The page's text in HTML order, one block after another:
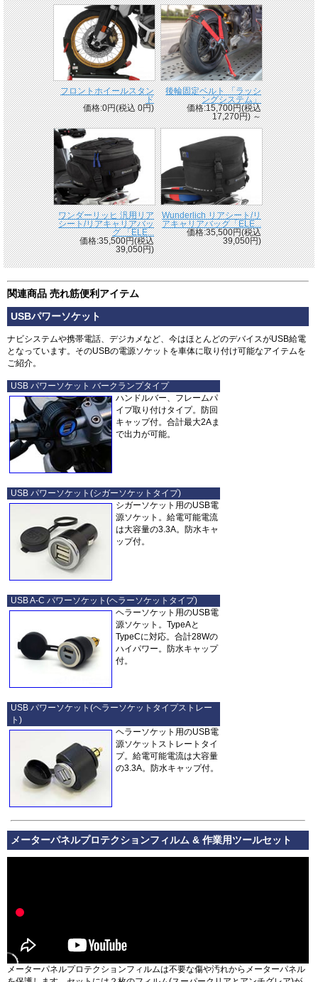
フロントホイールスタン
ド
価格:0円(税込 0円)
後輪固定ベルト 「ラッシ
ングシステム」
価格:15,700円(税込
17,270円)～
ワンダーリッヒ 汎用リア
シート/リアキャリアバッ
グ 「ELE...
価格:35,500円(税込
39,050円)
Wunderlich リアシート/リ
アキャリアバッグ「ELE...
価格:35,500円(税込
39,050円)